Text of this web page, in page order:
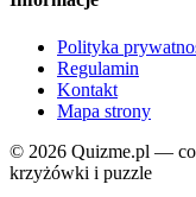
Polityka
Regulamin
Kontakt
Mapa strony
© 2026 Quizme.pl —
krzyżówki i puzzle